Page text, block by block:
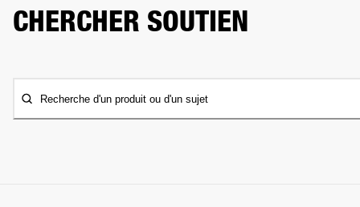
CHERCHER SOUTIEN
Recherche d'un produit ou d'un sujet